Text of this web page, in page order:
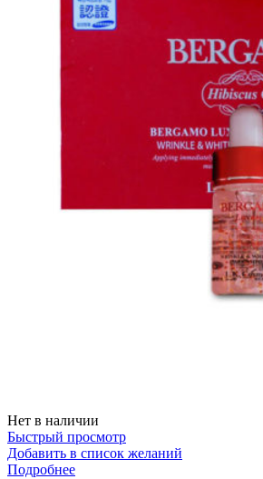
Нет в наличии
Быстрый просмотр
Добавить в список желаний
Подробнее